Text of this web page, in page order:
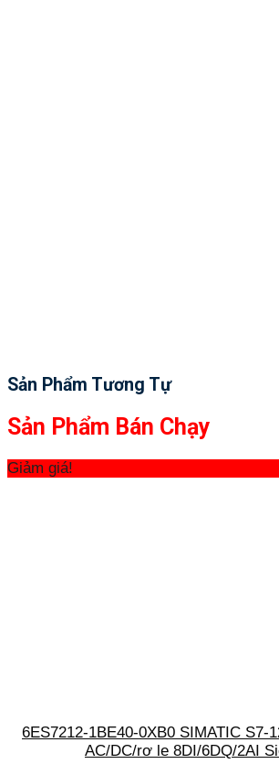
Sản Phẩm Tương Tự
Sản Phẩm Bán Chạy
Giảm giá!
6ES7212-1BE40-0XB0 SIMATIC S7-
AC/DC/rơ le 8DI/6DQ/2AI